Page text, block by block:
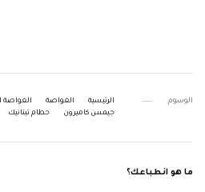
الوسوم الرئيسية الغواصة الغواصة
جيمس كاميرون
حطام تيتانيك
ما هو انطباعك؟